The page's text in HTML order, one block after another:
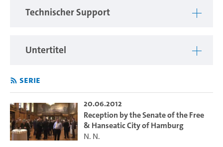
7: Fujitsu Limited - Toshiyuki Shimizu, Fujitsu
Technischer Support
Untertitel
Serie
20.06.2012
Reception by the Senate of the Free
& Hanseatic City of Hamburg
N. N.